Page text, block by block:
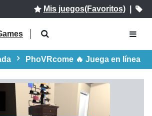
Mis juegos(Favoritos)|
PhoVRcome 🔥 Juega en línea